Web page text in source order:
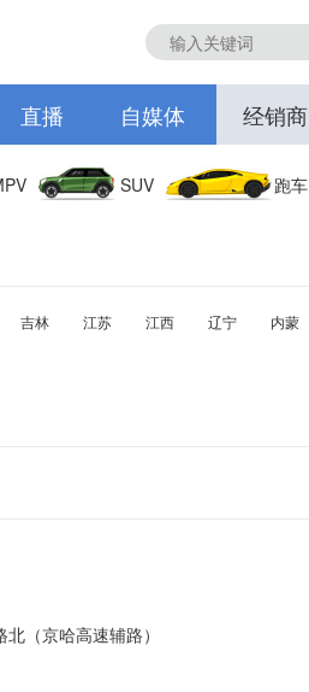
直播 自媒体 经销商
SUV 跑车
吉林 江苏 江西 辽宁 内蒙
（京哈高速辅路）